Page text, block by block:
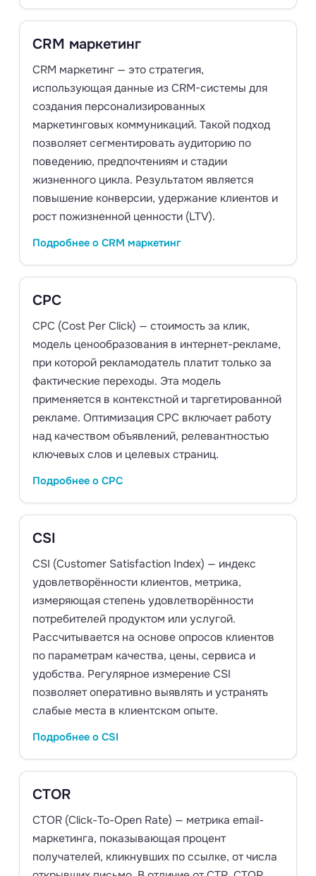
CRM маркетинг
CRM маркетинг — это стратегия,
использующая данные из CRM-системы для
создания персонализированных
маркетинговых коммуникаций. Такой подход
позволяет сегментировать аудиторию по
поведению, предпочтениям и стадии
жизненного цикла. Результатом является
повышение конверсии, удержание клиентов и
рост пожизненной ценности (LTV).
Подробнее о CRM маркетинг
CPC
CPC (Cost Per Click) — стоимость за клик,
модель ценообразования в интернет-рекламе,
при которой рекламодатель платит только за
фактические переходы. Эта модель
применяется в контекстной и таргетированной
рекламе. Оптимизация CPC включает работу
над качеством объявлений, релевантностью
ключевых слов и целевых страниц.
Подробнее о CPC
CSI
CSI (Customer Satisfaction Index) — индекс
удовлетворённости клиентов, метрика,
измеряющая степень удовлетворённости
потребителей продуктом или услугой.
Рассчитывается на основе опросов клиентов
по параметрам качества, цены, сервиса и
удобства. Регулярное измерение CSI
позволяет оперативно выявлять и устранять
слабые места в клиентском опыте.
Подробнее о CSI
CTOR
CTOR (Click-To-Open Rate) — метрика email-
маркетинга, показывающая процент
получателей, кликнувших по ссылке, от числа